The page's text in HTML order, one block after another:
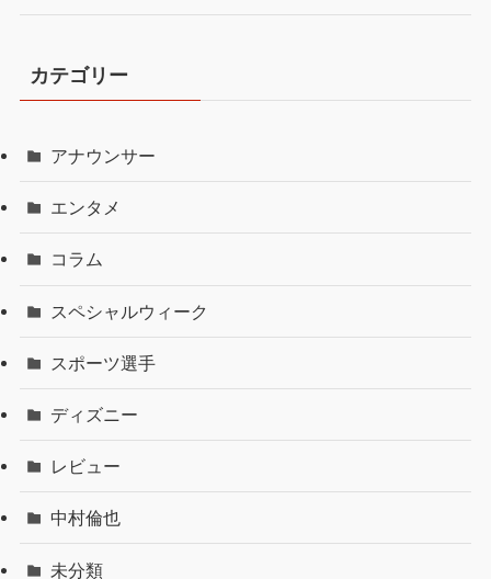
カテゴリー
アナウンサー
エンタメ
コラム
スペシャルウィーク
スポーツ選手
ディズニー
レビュー
中村倫也
未分類